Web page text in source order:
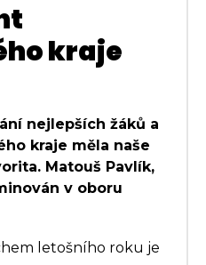
kraje
nejlepších žáků a
kraje měla naše
Matouš Pavlík,
v oboru
letošního roku je